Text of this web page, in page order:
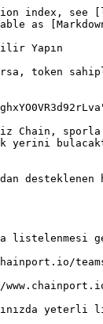
index,
as
Yapın
token
Chain,
yerini
listelenmesi
yeterli